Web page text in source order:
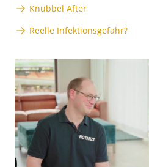
Knubbel After
Reelle Infektionsgefahr?